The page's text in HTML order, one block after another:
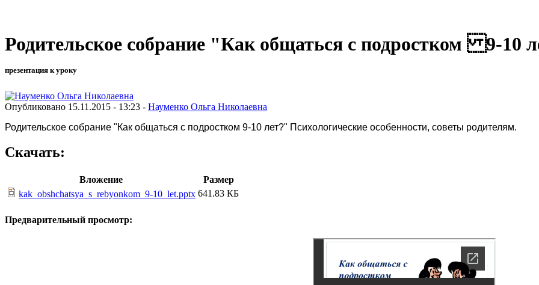
Родительское собрание "Как общаться с подростком 9-10
презентация к уроку
Опубликовано 15.11.2015 - 13:23 - Науменко Ольга Николаевна
Родительское собрание "Как общаться с подростком 9-10 лет?" Психологические особенности, советы родителям.
Скачать:
Вложение
Размер
kak_obshchatsya_s_rebyonkom_9-10_let.pptx 641.83 КБ
Предварительный просмотр: